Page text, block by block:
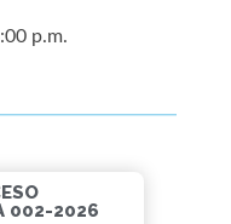
p.m.
002-2026